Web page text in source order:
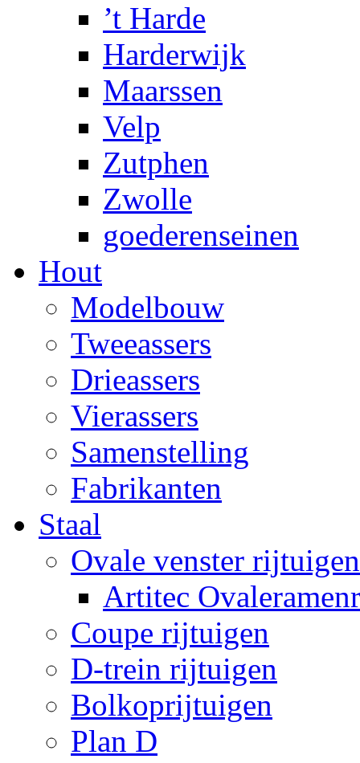
’t Harde
Harderwijk
Maarssen
Velp
Zutphen
Zwolle
goederenseinen
Hout
Modelbouw
Tweeassers
Drieassers
Vierassers
Samenstelling
Fabrikanten
Staal
Ovale venster rijtuigen
Artitec
Coupe rijtuigen
D-trein rijtuigen
Bolkoprijtuigen
Plan D